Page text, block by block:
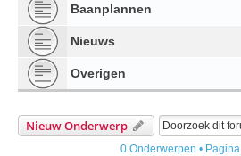
Baanplannen
Nieuws
Overigen
Nieuw Onderwerp
0 Onderwerpen • Pagina